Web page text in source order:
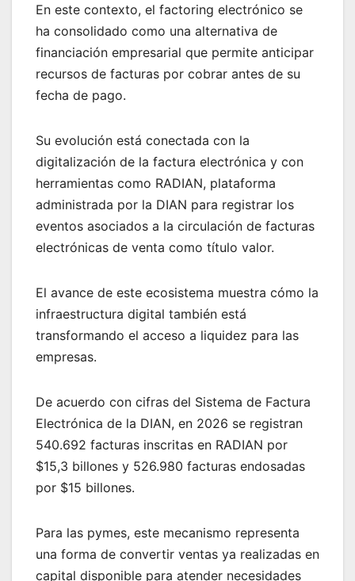
En este contexto, el factoring electrónico se
ha consolidado como una alternativa de
financiación empresarial que permite anticipar
recursos de facturas por cobrar antes de su
fecha de pago.
Su evolución está conectada con la
digitalización de la factura electrónica y con
herramientas como RADIAN, plataforma
administrada por la DIAN para registrar los
eventos asociados a la circulación de facturas
electrónicas de venta como título valor.
El avance de este ecosistema muestra cómo la
infraestructura digital también está
transformando el acceso a liquidez para las
empresas.
De acuerdo con cifras del Sistema de Factura
Electrónica de la DIAN, en 2026 se registran
540.692 facturas inscritas en RADIAN por
$15,3 billones y 526.980 facturas endosadas
por $15 billones.
Para las pymes, este mecanismo representa
una forma de convertir ventas ya realizadas en
capital disponible para atender necesidades